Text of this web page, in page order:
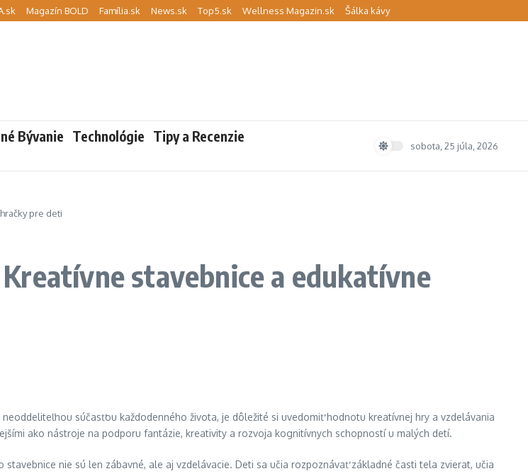
Magazín BOLD Família.sk News.sk Top5.sk Wellness Magazin.sk Šálka kávy
Bývanie Technológie Tipy a Recenzie
sobota, 25 júla, 2026
pre deti
stavebnice a edukatívne
súčasťou každodenného života, je dôležité si uvedomiť hodnotu kreatívnej hry a vzdelávania
ako nástroje na podporu fantázie, kreativity a rozvoja kognitívnych schopností u malých detí.
stavebnice nie sú len zábavné, ale aj vzdelávacie. Deti sa učia rozpoznávať základné časti tela zvierat, učia